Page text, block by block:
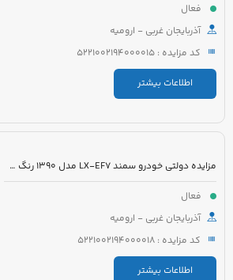
فعال
آذربایجان غربی - ارومیه
کد مزایده : 5221002194000015
اطلاعات بیشتر
مزایده دولتی خودرو سمند LX-EF7 مدل 1390 رنگ سفید
فعال
آذربایجان غربی - ارومیه
کد مزایده : 5221002194000018
اطلاعات بیشتر